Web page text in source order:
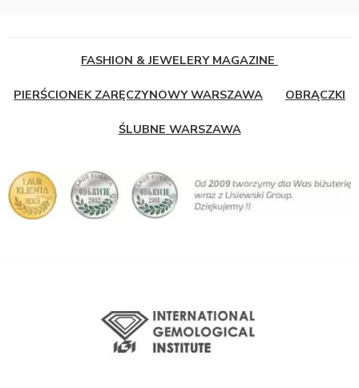
FASHION & JEWELERY MAGAZINE
PIERŚCIONEK ZARĘCZYNOWY WARSZAWA OBRĄCZKI
ŚLUBNE WARSZAWA